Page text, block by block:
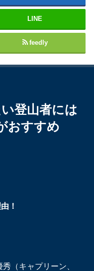
LINE
feedly
登山者には
おすすめ
！
（キャプリーン、